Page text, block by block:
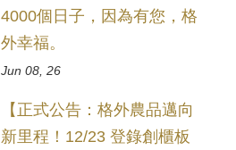
4000個日子，因為有您，格
外幸福。
Jun 08, 26
【正式公告：格外農品邁向
新里程！12/23 登錄創櫃板